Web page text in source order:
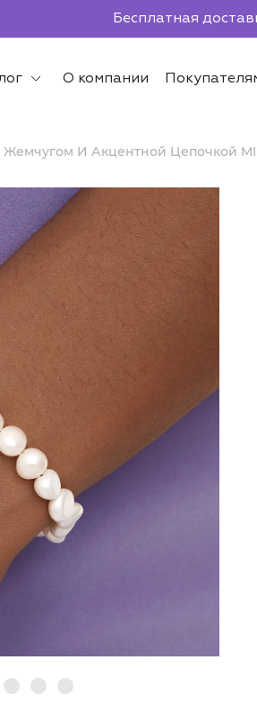
Бесплатная
О компании
И Акцентной Цепочкой